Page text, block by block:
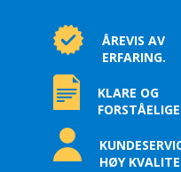
ÅREVIS AV
ERFARING.
KLARE OG
HØY